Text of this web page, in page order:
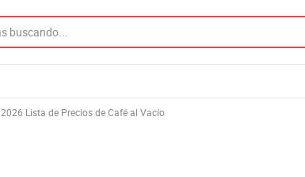
2026 Lista de Precios de Café al Vacío